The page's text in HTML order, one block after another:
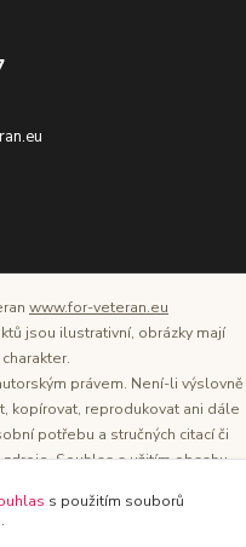
www.for-veteran.eu
jsou ilustrativní, obrázky mají
právem. Není-li výslovně
kopírovat, reprodukovat ani dále
potřebu a stručných citací či
Souhlas s užitím obsahu
je Tomáš Oršel.
s použitím souborů